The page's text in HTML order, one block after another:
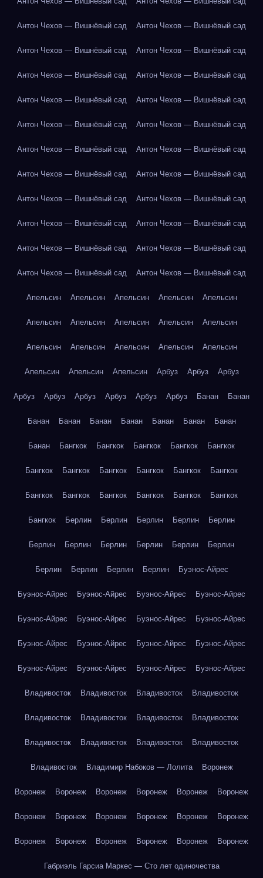
Антон Чехов — Вишнёвый сад Антон Чехов — Вишнёвый сад
Антон Чехов — Вишнёвый сад Антон Чехов — Вишнёвый сад
Антон Чехов — Вишнёвый сад Антон Чехов — Вишнёвый сад
Антон Чехов — Вишнёвый сад Антон Чехов — Вишнёвый сад
Антон Чехов — Вишнёвый сад Антон Чехов — Вишнёвый сад
Антон Чехов — Вишнёвый сад Антон Чехов — Вишнёвый сад
Антон Чехов — Вишнёвый сад Антон Чехов — Вишнёвый сад
Антон Чехов — Вишнёвый сад Антон Чехов — Вишнёвый сад
Антон Чехов — Вишнёвый сад Антон Чехов — Вишнёвый сад
Антон Чехов — Вишнёвый сад Антон Чехов — Вишнёвый сад
Антон Чехов — Вишнёвый сад Антон Чехов — Вишнёвый сад
Апельсин Апельсин Апельсин Апельсин Апельсин
Апельсин Апельсин Апельсин Апельсин Апельсин
Апельсин Апельсин Апельсин Апельсин Апельсин
Апельсин Апельсин Апельсин Арбуз Арбуз Арбуз
Арбуз Арбуз Арбуз Арбуз Арбуз Арбуз Банан Банан
Банан Банан Банан Банан Банан Банан Банан
Банан Бангкок Бангкок Бангкок Бангкок Бангкок
Бангкок Бангкок Бангкок Бангкок Бангкок Бангкок
Бангкок Бангкок Бангкок Бангкок Бангкок Бангкок
Бангкок Берлин Берлин Берлин Берлин Берлин
Берлин Берлин Берлин Берлин Берлин Берлин
Берлин Берлин Берлин Берлин Буэнос-Айрес
Буэнос-Айрес Буэнос-Айрес Буэнос-Айрес Буэнос-Айрес
Буэнос-Айрес Буэнос-Айрес Буэнос-Айрес Буэнос-Айрес
Буэнос-Айрес Буэнос-Айрес Буэнос-Айрес Буэнос-Айрес
Буэнос-Айрес Буэнос-Айрес Буэнос-Айрес Буэнос-Айрес
Владивосток Владивосток Владивосток Владивосток
Владивосток Владивосток Владивосток Владивосток
Владивосток Владивосток Владивосток Владивосток
Владивосток Владимир Набоков — Лолита Воронеж
Воронеж Воронеж Воронеж Воронеж Воронеж Воронеж
Воронеж Воронеж Воронеж Воронеж Воронеж Воронеж
Воронеж Воронеж Воронеж Воронеж Воронеж Воронеж
Габриэль Гарсиа Маркес — Сто лет одиночества